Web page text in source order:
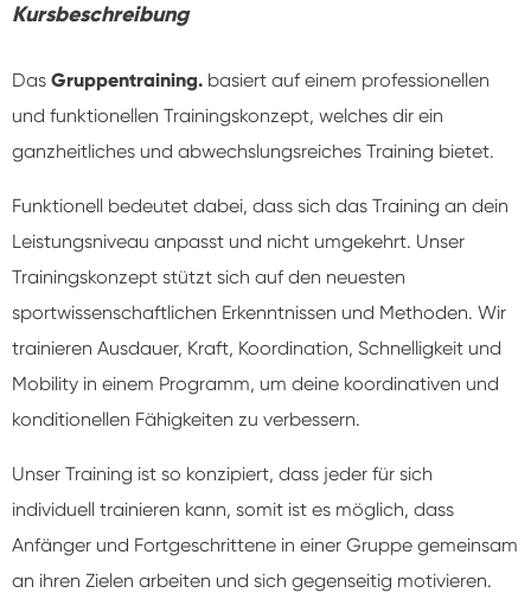
Kursbeschreibung
Das Gruppentraining. basiert auf einem professionellen
und funktionellen Trainingskonzept, welches dir ein
ganzheitliches und abwechslungsreiches Training bietet.
Funktionell bedeutet dabei, dass sich das Training an dein
Leistungsniveau anpasst und nicht umgekehrt. Unser
Trainingskonzept stützt sich auf den neuesten
sportwissenschaftlichen Erkenntnissen und Methoden. Wir
trainieren Ausdauer, Kraft, Koordination, Schnelligkeit und
Mobility in einem Programm, um deine koordinativen und
konditionellen Fähigkeiten zu verbessern.
Unser Training ist so konzipiert, dass jeder für sich
individuell trainieren kann, somit ist es möglich, dass
Anfänger und Fortgeschrittene in einer Gruppe gemeinsam
an ihren Zielen arbeiten und sich gegenseitig motivieren.